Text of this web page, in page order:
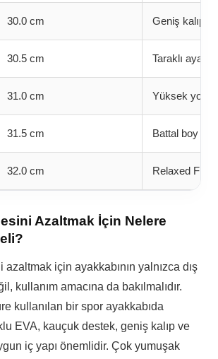
30.0 cm Geniş kalıp
30.5 cm Taraklı
31.0 cm Yüksek
31.5 cm Battal boy
32.0 cm Relaxed Fit
Azaltmak İçin Nelere
için ayakkabının yalnızca dış
kullanım amacına da bakılmalıdır.
kullanılan bir spor ayakkabıda
EVA, kauçuk destek, geniş kalıp ve
iç yapı önemlidir. Çok yumuşak